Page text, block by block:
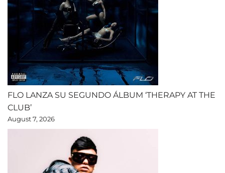
FLO LANZA SU SEGUNDO ÁLBUM ‘THERAPY AT THE
CLUB’
August 7, 2026